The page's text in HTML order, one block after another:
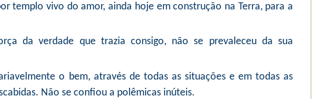
templo vivo do amor, ainda hoje em construção na Terra, para a
da verdade que trazia consigo, não se prevaleceu da sua
o bem, através de todas as situações e em todas as
Não se confiou a polêmicas inúteis.